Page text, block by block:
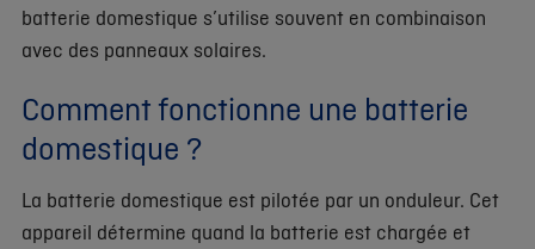
batterie domestique s’utilise souvent en combinaison
avec des panneaux solaires.
Comment fonctionne une batterie
domestique ?
La batterie domestique est pilotée par un onduleur. Cet
appareil détermine quand la batterie est chargée et